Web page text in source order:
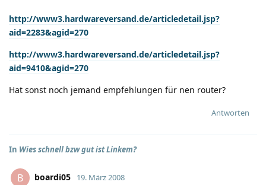
http://www3.hardwareversand.de/articledetail.jsp?
aid=2283&agid=270
http://www3.hardwareversand.de/articledetail.jsp?
aid=9410&agid=270
Hat sonst noch jemand empfehlungen für nen router?
Antworten
In Wies schnell bzw gut ist Linkem?
B boardi05 19. März 2008